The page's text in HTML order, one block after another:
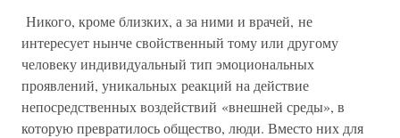
Никого, кроме близких, а за ними и врачей, не
интересует нынче свойственный тому или другому
человеку индивидуальный тип эмоциональных
проявлений, уникальных реакций на действие
непосредственных воздействий «внешней среды», в
которую превратилось общество, люди. Вместо них для